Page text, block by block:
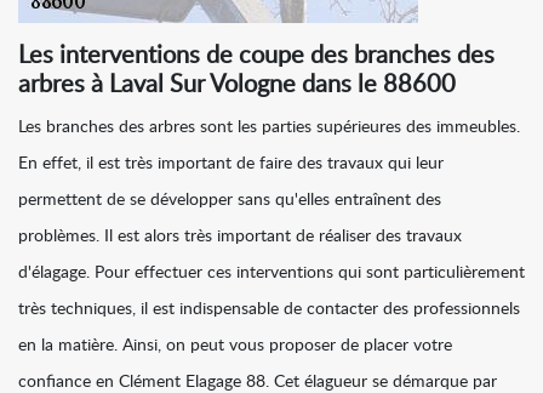
Les interventions de coupe des branches des
arbres à Laval Sur Vologne dans le 88600
Les branches des arbres sont les parties supérieures des immeubles.
En effet, il est très important de faire des travaux qui leur
permettent de se développer sans qu'elles entraînent des
problèmes. Il est alors très important de réaliser des travaux
d'élagage. Pour effectuer ces interventions qui sont particulièrement
très techniques, il est indispensable de contacter des professionnels
en la matière. Ainsi, on peut vous proposer de placer votre
confiance en Clément Elagage 88. Cet élagueur se démarque par